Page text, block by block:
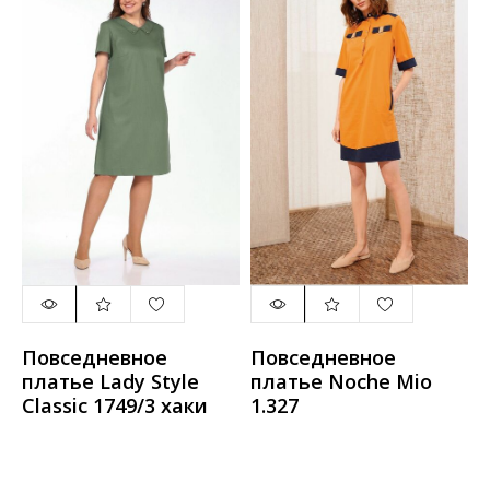
Повседневное
платье Lady Style
Classic 1749/3 хаки
Повседневное
платье Noche Mio
1.327